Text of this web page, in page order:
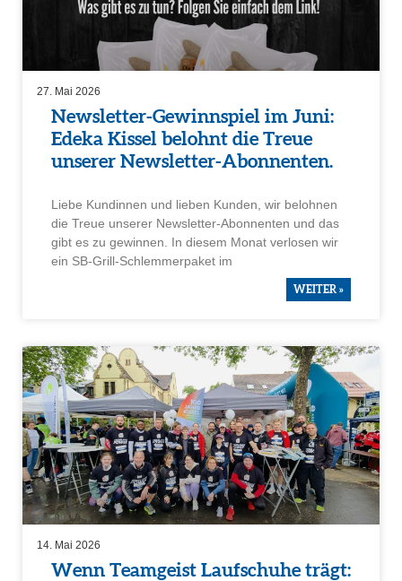
Newsletter-Gewinn­spiel im Juni:
Edeka Kissel belohnt die Treue
unserer Newsletter-Abonnenten.
Liebe Kundinnen und lieben Kunden, wir belohnen
die Treue unserer Newsletter-Abonnenten und das
gibt es zu gewinnen. In diesem Monat verlosen wir
ein SB-Grill-Schlem­mer­paket im
WEITER »
27. Mai 2026
Wenn Teamgeist Laufschuhe trägt:
14. Mai 2026